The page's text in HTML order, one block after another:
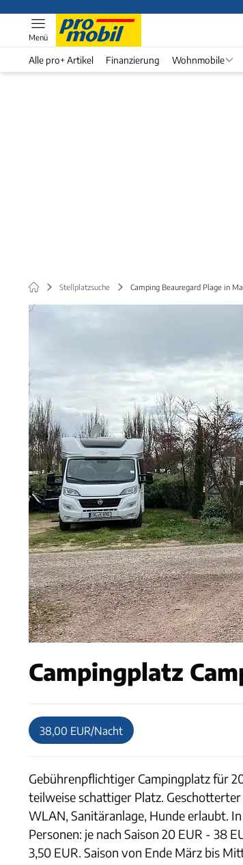
Menü
Alle pro+ Artikel Finanzierung Wohnmobile
Stellplatzsuche Camping Beauregard Plage in
Campingplatz
38,00 EUR/Nacht
Gebührenpflichtiger Campingplatz für
teilweise schattiger Platz.
WLAN, Sanitäranlage, Hunde erlaubt.
Personen: je nach Saison 20 EUR - 38
3,50 EUR. Saison von Ende März bis